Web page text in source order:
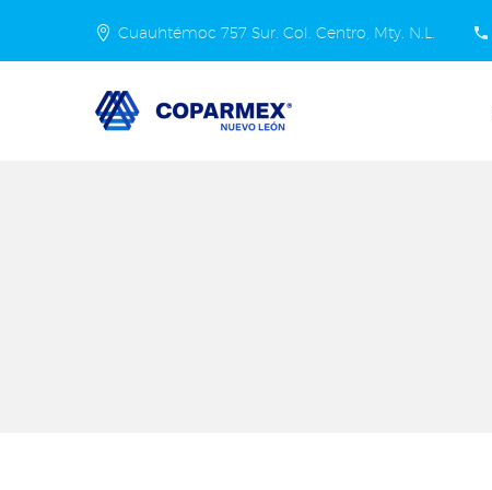
Cuauhtémoc 757 Sur. Col. Centro, Mty. N.L.